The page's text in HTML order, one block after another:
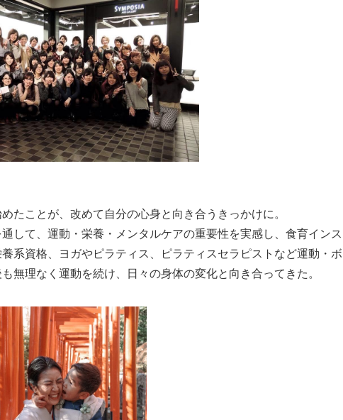
たことが、改めて自分の心身と向き合うきっかけに。
して、運動・栄養・メンタルケアの重要性を実感し、食育インス
系資格、ヨガやピラティス、ピラティスセラピストなど運動・ボ
無理なく運動を続け、日々の身体の変化と向き合ってきた。